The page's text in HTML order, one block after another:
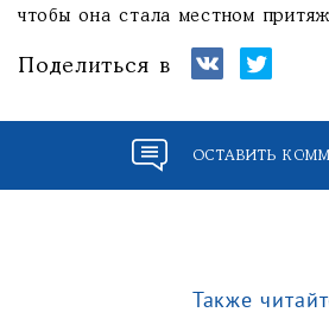
чтобы она стала местном
Поделиться в
ОСТАВИТЬ
Также